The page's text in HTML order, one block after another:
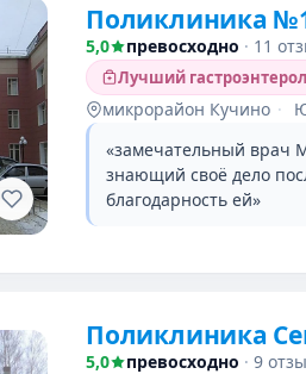
Поликлиника
5,0 превосходно · 11
Лучший
микрорайон Кучино ·
«замечательный врач
знающий своё дело
благодарность ей»
Поликлиника
5,0 превосходно · 9